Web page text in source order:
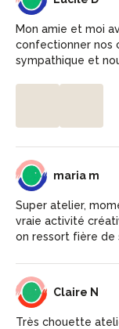
Mon amie et moi
confectionner nos
sympathique et
MM maria m
Super atelier,
vraie activité
on ressort fière de
CN Claire N
Très chouette